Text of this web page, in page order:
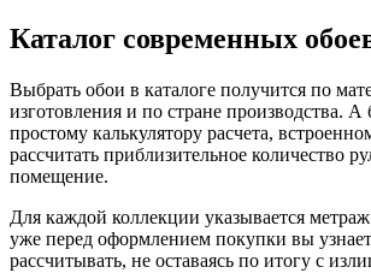
Каталог современных
Выбрать обои в каталоге получится по
изготовления и по стране производства. А
простому калькулятору расчета,
рассчитать приблизительное количество
помещение.
Для каждой коллекции указывается
уже перед оформлением покупки вы
рассчитывать, не оставаясь по итогу с